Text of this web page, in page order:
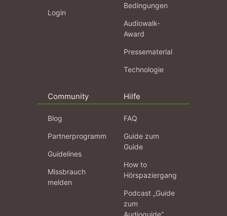
Login
Bedingungen
Audiowalk-
Award
Pressematerial
Technologie
Community
Blog
Partnerprogramm
Guidelines
Missbrauch
melden
Hilfe
FAQ
Guide zum
Guide
How to
Hörspaziergang
Podcast „Guide
zum
Audioguide“